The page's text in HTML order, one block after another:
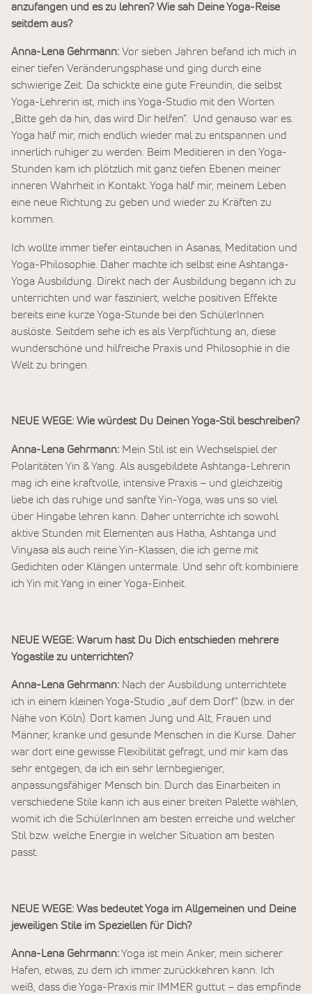
anzufangen und es zu lehren? Wie sah Deine Yoga-Reise
seitdem aus?
Anna-Lena Gehrmann: Vor sieben Jahren befand ich mich in
einer tiefen Veränderungsphase und ging durch eine
schwierige Zeit. Da schickte eine gute Freundin, die selbst
Yoga-Lehrerin ist, mich ins Yoga-Studio mit den Worten
„Bitte geh da hin, das wird Dir helfen“. Und genauso war es.
Yoga half mir, mich endlich wieder mal zu entspannen und
innerlich ruhiger zu werden. Beim Meditieren in den Yoga-
Stunden kam ich plötzlich mit ganz tiefen Ebenen meiner
inneren Wahrheit in Kontakt. Yoga half mir, meinem Leben
eine neue Richtung zu geben und wieder zu Kräften zu
kommen.
Ich wollte immer tiefer eintauchen in Asanas, Meditation und
Yoga-Philosophie. Daher machte ich selbst eine Ashtanga-
Yoga Ausbildung. Direkt nach der Ausbildung begann ich zu
unterrichten und war fasziniert, welche positiven Effekte
bereits eine kurze Yoga-Stunde bei den SchülerInnen
auslöste. Seitdem sehe ich es als Verpflichtung an, diese
wunderschöne und hilfreiche Praxis und Philosophie in die
Welt zu bringen.
NEUE WEGE: Wie würdest Du Deinen Yoga-Stil beschreiben?
Anna-Lena Gehrmann: Mein Stil ist ein Wechselspiel der
Polaritäten Yin & Yang. Als ausgebildete Ashtanga-Lehrerin
mag ich eine kraftvolle, intensive Praxis – und gleichzeitig
liebe ich das ruhige und sanfte Yin-Yoga, was uns so viel
über Hingabe lehren kann. Daher unterrichte ich sowohl
aktive Stunden mit Elementen aus Hatha, Ashtanga und
Vinyasa als auch reine Yin-Klassen, die ich gerne mit
Gedichten oder Klängen untermale. Und sehr oft kombiniere
ich Yin mit Yang in einer Yoga-Einheit.
NEUE WEGE: Warum hast Du Dich entschieden mehrere
Yogastile zu unterrichten?
Anna-Lena Gehrmann: Nach der Ausbildung unterrichtete
ich in einem kleinen Yoga-Studio „auf dem Dorf“ (bzw. in der
Nähe von Köln). Dort kamen Jung und Alt, Frauen und
Männer, kranke und gesunde Menschen in die Kurse. Daher
war dort eine gewisse Flexibilität gefragt, und mir kam das
sehr entgegen, da ich ein sehr lernbegieriger,
anpassungsfähiger Mensch bin. Durch das Einarbeiten in
verschiedene Stile kann ich aus einer breiten Palette wählen,
womit ich die SchülerInnen am besten erreiche und welcher
Stil bzw. welche Energie in welcher Situation am besten
passt.
NEUE WEGE: Was bedeutet Yoga im Allgemeinen und Deine
jeweiligen Stile im Speziellen für Dich?
Anna-Lena Gehrmann:Yoga ist mein Anker, mein sicherer
Hafen, etwas, zu dem ich immer zurückkehren kann. Ich
weiß, dass die Yoga-Praxis mir IMMER guttut – das empfinde